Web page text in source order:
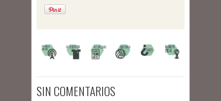
SIN COMENTARIOS